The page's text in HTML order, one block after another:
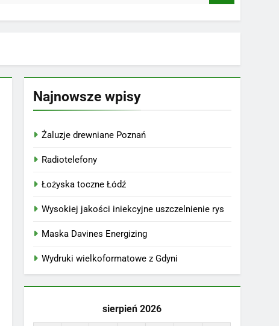
Najnowsze wpisy
Żaluzje drewniane Poznań
Radiotelefony
Łożyska toczne Łódź
Wysokiej jakości iniekcyjne uszczelnienie rys
Maska Davines Energizing
Wydruki wielkoformatowe z Gdyni
sierpień 2026